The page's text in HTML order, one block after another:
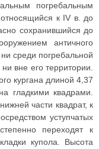
погребальным
к IV в. до
сохранившийся до
античного
среди погребальной
вне его территории.
кургана длиной 4,37
квадрами.
части квадрат, к
уступчатых
переходят к
купола. Высота